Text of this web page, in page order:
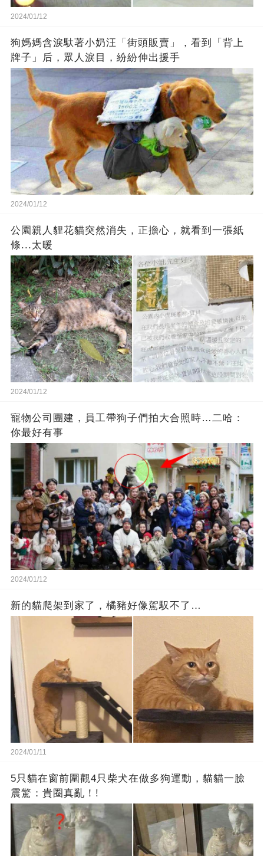
2024/01/12
狗媽媽含淚馱著小奶汪「街頭販賣」，看到「背上
牌子」后，眾人淚目，紛紛伸出援手
2024/01/12
公園親人貍花貓突然消失，正擔心，就看到一張紙
條...太暖
2024/01/12
寵物公司團建，員工帶狗子們拍大合照時…二哈：
你最好有事
2024/01/12
新的貓爬架到家了，橘豬好像駕馭不了…
2024/01/11
5只貓在窗前圍觀4只柴犬在做多狗運動，貓貓一臉
震驚：貴圈真亂！!